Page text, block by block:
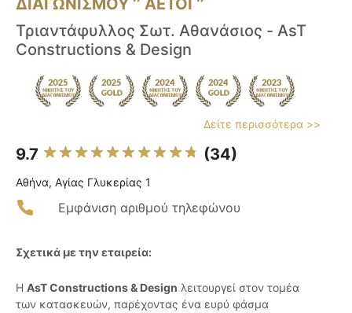
ΔΙΑΓΩΝΙΣΜΟΥ ‘’ ΑΕΤΟΙ ‘’
Τριαντάφυλλος Σωτ. Αθανάσιος - AsT
Constructions & Design
Δείτε περισσότερα >>
9.7 (34)
Αθήνα, Αγίας Γλυκερίας 1
Εμφάνιση αριθμού τηλεφώνου
Σχετικά με την εταιρεία:
Η AsT Constructions & Design λειτουργεί στον τομέα
των κατασκευών, παρέχοντας ένα ευρύ φάσμα